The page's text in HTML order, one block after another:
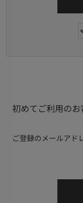
初めてご利用の
ご登録のメールアド